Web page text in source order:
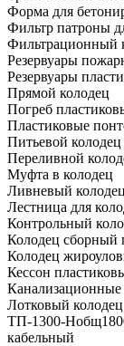
Форма для
Фильтр патроны
Фильтрационный
Резервуары
Резервуары
Прямой колодец
Погреб
Пластиковые
Питьевой
Переливной
Муфта в колодец
Ливневый
Лестница для
Контрольный
Колодец сборный
Колодец
Кессон
Лотковый колодец
ТП-1300-
кабельный